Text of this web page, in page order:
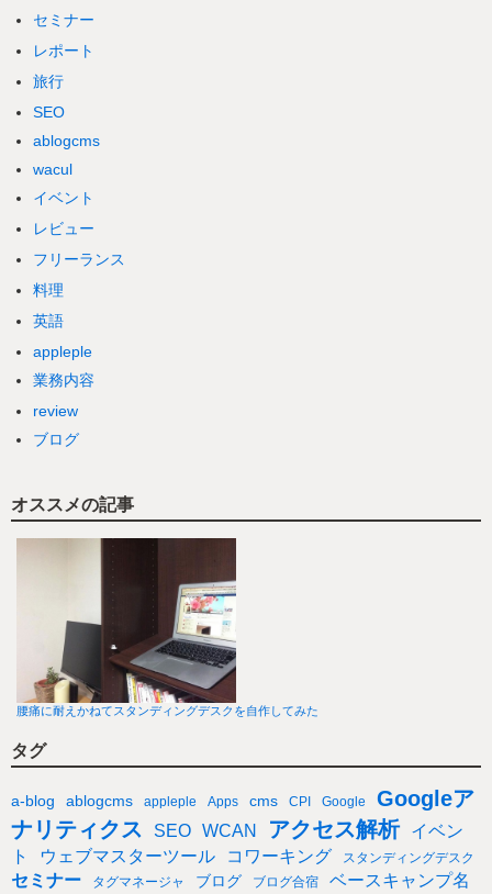
セミナー
レポート
旅行
SEO
ablogcms
wacul
イベント
レビュー
フリーランス
料理
英語
appleple
業務内容
review
ブログ
オススメの記事
腰痛に耐えかねてスタンディングデスクを自作してみた
タグ
a-blog ablogcms appleple Apps cms CPI Google
Googleア
ナリティクス
SEO WCAN アクセス解析
イベン
ト
ウェブマスターツール コワーキング スタンディングデスク
セミナー タグマネージャ ブログ ブログ合宿 ベースキャンプ名